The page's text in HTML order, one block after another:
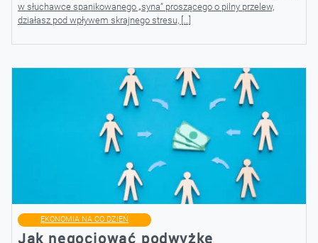
w słuchawce spanikowanego „syna” proszącego o pilny przelew,
działasz pod wpływem skrajnego stresu, […]
EKONOMIA NA CO DZIEŃ
Jak negocjować podwyżkę